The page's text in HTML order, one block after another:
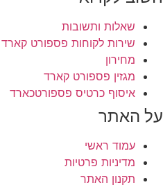
שאלות ותשובות
שירות לקוחות פספורט קארד
מחירון
מגזין פספורט קארד
איסוף כרטיס פספורטכארד
על האתר
עמוד ראשי
מדיניות פרטיות
תקנון האתר